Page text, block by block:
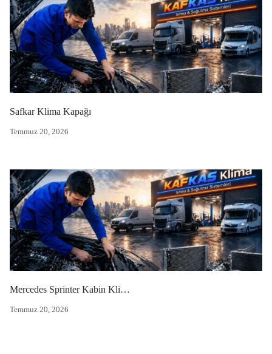
Temmuz 20, 2026
Safkar Klima Kapağı
Temmuz 20, 2026
Mercedes Sprinter Kabin Klima Seti